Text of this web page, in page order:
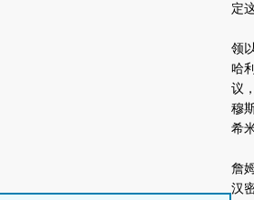
定
领
哈
议
穆
希
詹
汉